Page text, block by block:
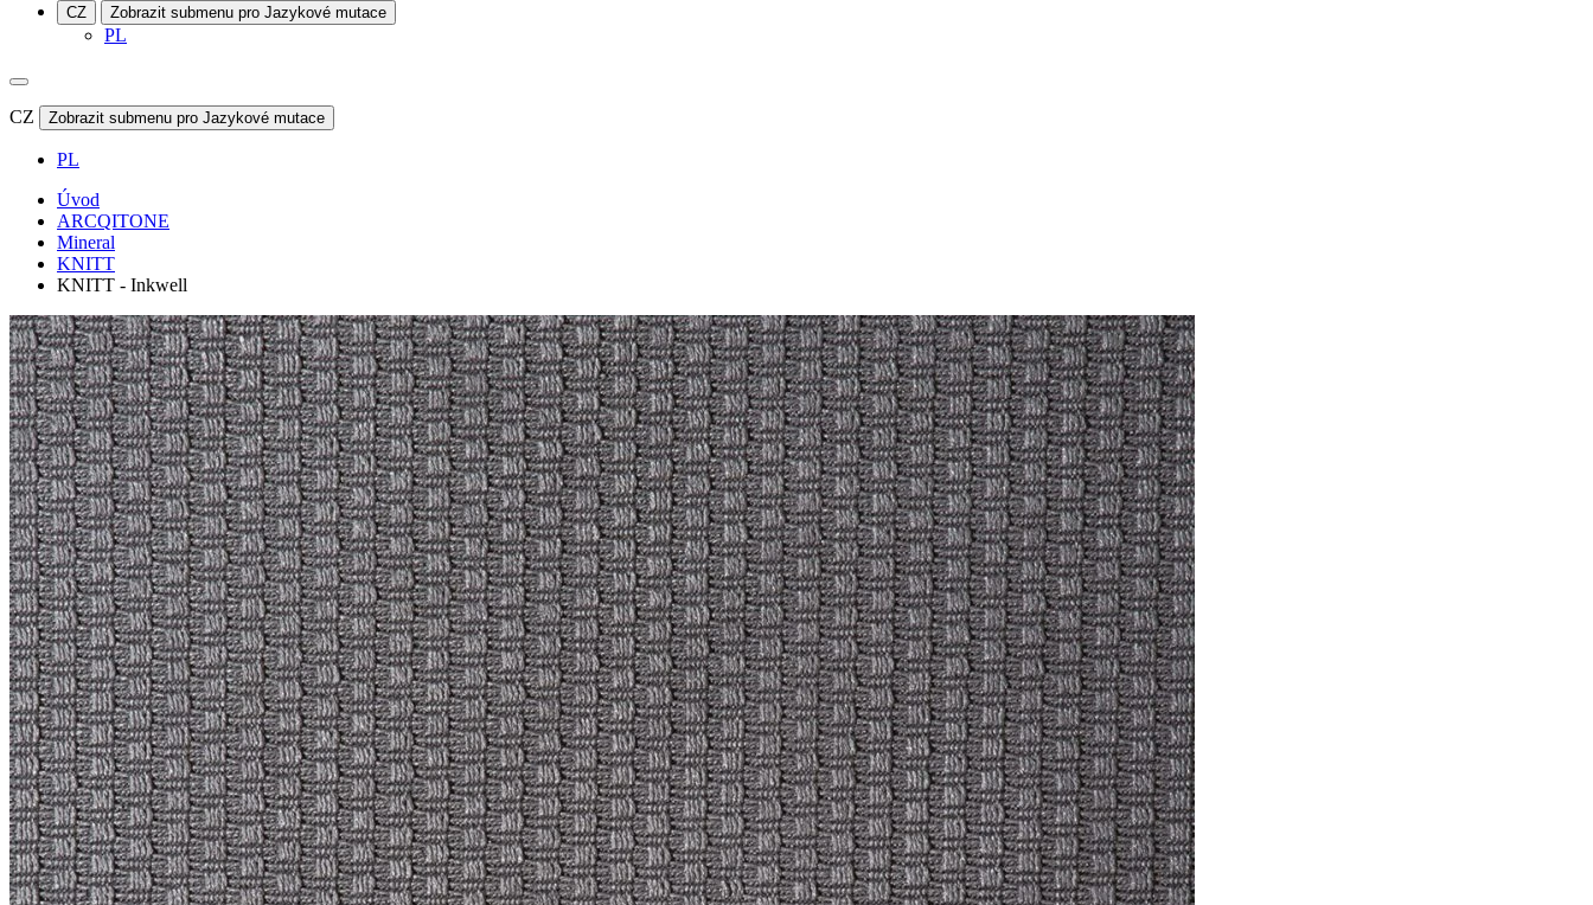
CZ Zobrazit submenu pro Jazykové mutace
PL
CZ Zobrazit submenu pro Jazykové mutace
PL
Úvod
ARCQITONE
Mineral
KNITT
KNITT - Inkwell